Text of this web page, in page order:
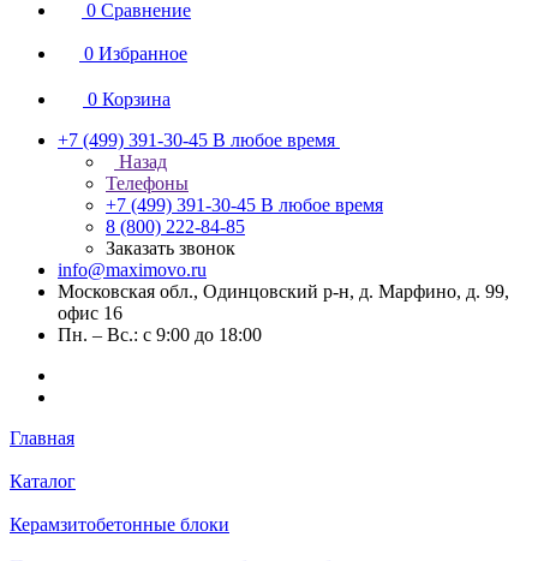
0 Сравнение
0 Избранное
0 Корзина
+7 (499) 391-30-45 В любое время
Назад
Телефоны
+7 (499) 391-30-45 В любое время
8 (800) 222-84-85
Заказать звонок
info@maximovo.ru
Московская обл., Одинцовский р-н, д. Марфино, д. 99,
офис 16
Пн. – Вс.: с 9:00 до 18:00
Главная
Каталог
Керамзитобетонные блоки